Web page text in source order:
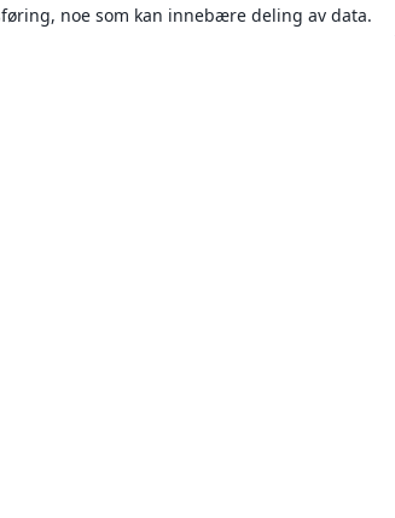
noe som kan innebære deling av data.